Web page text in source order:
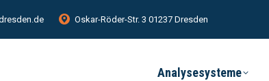
Oskar-Röder-Str. 3 01237 Dresden
Analysesysteme